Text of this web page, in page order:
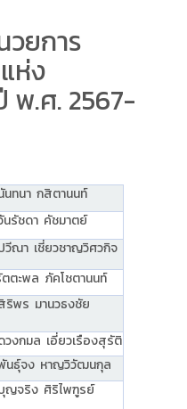
ยการ
ห่ง
พ.ศ. 2567-
ทนา กสิตานนท์
รัชดา คัชมาตย์
ณา เชี่ยวชาญวิศวกิจ
ตะพล ภัคโชตานนท์
พร มานวธงชัย
งกมล เอี่ยวเรืองสุรัติ
ธุ์จง หาญวิวัฒนกุล
จริง ศิริไพฑูรย์